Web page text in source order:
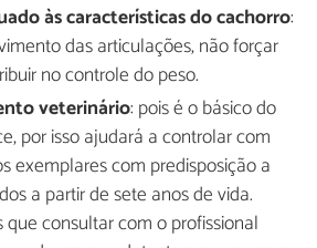
às características do cachorro:
das articulações, não forçar
no controle do peso.
veterinário: pois é o básico do
por isso ajudará a controlar com
exemplares com predisposição a
a partir de sete anos de vida.
consultar com o profissional